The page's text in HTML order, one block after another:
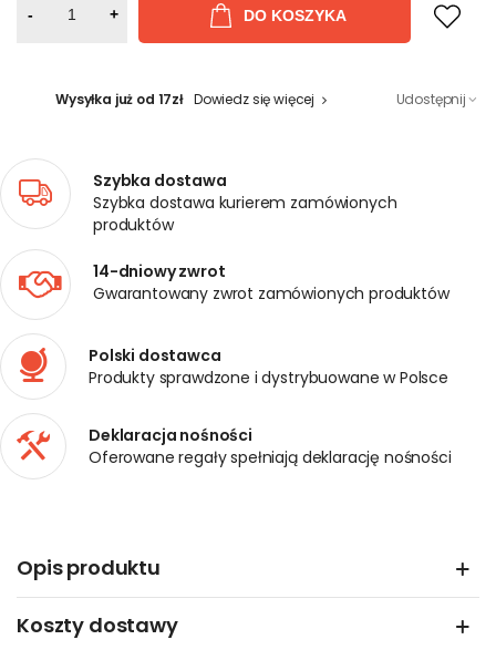
- + DO KOSZYKA
Wysyłka już od 17zł Dowiedz się więcej Udostępnij
Szybka dostawa
Szybka dostawa kurierem zamówionych
produktów
14-dniowy zwrot
Gwarantowany zwrot zamówionych produktów
Polski dostawca
Produkty sprawdzone i dystrybuowane w Polsce
Deklaracja nośności
Oferowane regały spełniają deklarację nośności
Opis produktu
Koszty dostawy